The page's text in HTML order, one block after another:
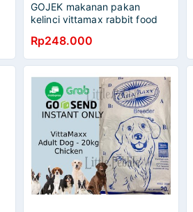
GOJEK makanan pakan
kelinci vittamax rabbit food
Rp248.000